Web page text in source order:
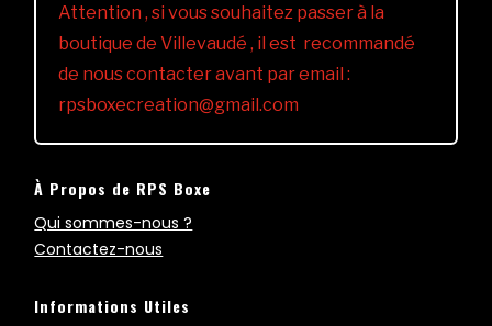
Attention , si vous souhaitez passer à la
boutique de Villevaudé , il est recommandé
de nous contacter avant par email :
rpsboxecreation@gmail.com
À Propos de RPS Boxe
Qui sommes-nous ?
Contactez-nous
Informations Utiles